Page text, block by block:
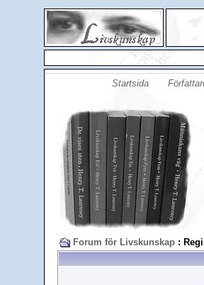
Startsida
Forum för Livskunskap: